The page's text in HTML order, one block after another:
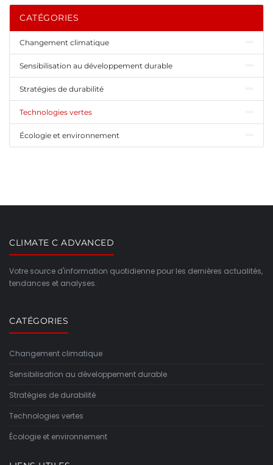
CATÉGORIES
Changement climatique
Sensibilisation au développement durable
Stratégies de durabilité
Technologies vertes
Écologie et environnement
CLIMATE C ADVANCED
Votre source d'information quotidienne pour les dernières actualités,
tendances et analyses.
CATÉGORIES
Changement climatique
Sensibilisation au développement durable
Stratégies de durabilité
Technologies vertes
Écologie et environnement